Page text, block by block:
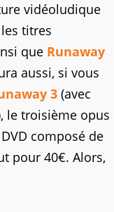
vidéoludique
titres
que Runaway
aussi, si vous
3 (avec
le troisième opus
composé de
pour 40€. Alors,